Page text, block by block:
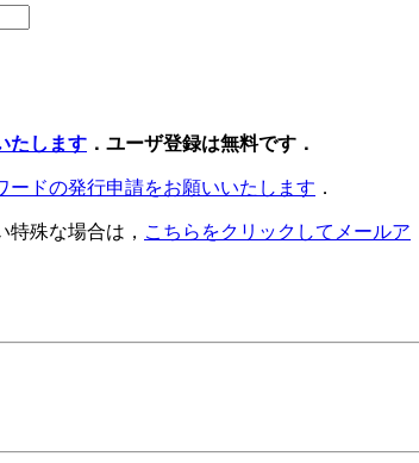
たします ．ユーザ登録は無料です．
ードの発行申請をお願いいたします ．
殊な場合は， こちらをクリックしてメールア